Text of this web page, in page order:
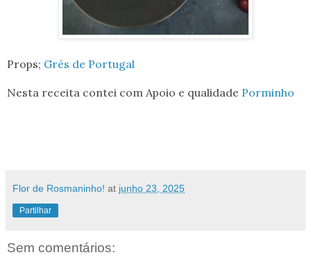
Props; Grés de Portugal
Nesta receita contei com Apoio e qualidade Porminho
Flor de Rosmaninho! at junho 23, 2025
Partilhar
Sem comentários: